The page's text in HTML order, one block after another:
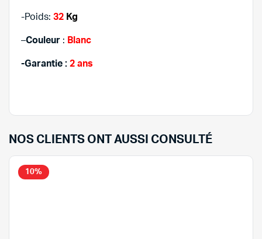
-Poids: 32 Kg
–Couleur : Blanc
-Garantie : 2 ans
NOS CLIENTS ONT AUSSI CONSULTÉ
10%